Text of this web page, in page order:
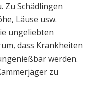
Zu Schädlingen
Läuse usw.
ungeliebten
dass Krankheiten
werden.
zu